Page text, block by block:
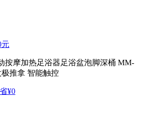
元
按摩加热足浴器足浴盆泡脚深桶 MM-
极推拿 智能触控
¥0